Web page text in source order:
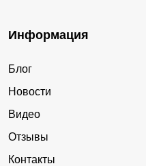
Информация
Блог
Новости
Видео
Отзывы
Контакты